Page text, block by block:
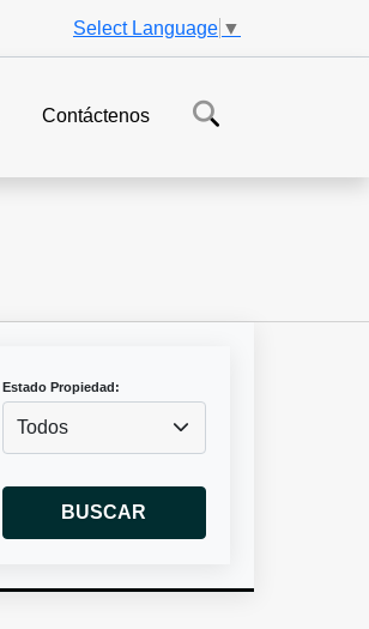
Select Language ▼
Contáctenos
Estado Propiedad:
Todos
BUSCAR